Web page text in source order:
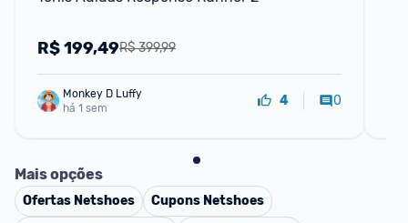
R$ 399,99
R$199,49
Monkey D Luffy
há 1 sem
4 0
Mais opções
Ofertas Netshoes Cupons Netshoes